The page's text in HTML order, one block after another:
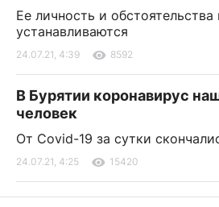
Ее личность и обстоятельства
устанавливаются
24.07.21, 4:39 8592
В Бурятии коронавирус
человек
От Covid-19 за сутки
24.07.21, 4:25 15420
“Продавец - это